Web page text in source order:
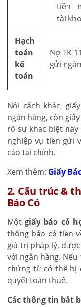
tiền
tài
Hạch
toán
kế
toán
Nợ TK
gửi
Nói cách khác,
ngân hàng, còn
rõ sự khác biệt này
nghiệp vụ tiền gửi
cáo tài chính.
Xem thêm: Giấy
2. Cấu trúc &
Báo Có
Mộtgiấy báo có
thông báo có tiền
giá trị pháp lý,
với ngân hàng.
chứng từ có thể bị
quyết toán thuế.
Các thông tin bắt